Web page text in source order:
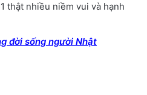
thật nhiều niềm vui và hạnh
đời sống người Nhật